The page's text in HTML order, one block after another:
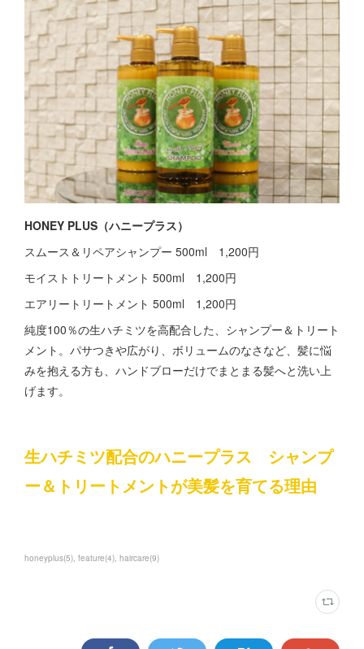
HONEY PLUS（ハニープラス）
スムース＆リペアシャンプー 500ml 1,200円
モイストトリートメント 500ml 1,200円
エアリートリートメント 500ml 1,200円
純度100％の生ハチミツを高配合した、シャンプー＆トリート
メント。パサつきや広がり、ボリュームのなさなど、髪に悩
みを抱える方も、ハンドブローだけでまとまる髪へと洗い上
げます。
生ハチミツ配合のハニープラス シャンプ
ー＆トリートメントが美髪を育てる理由
honeyplus(5) feature(4) haircare(9)